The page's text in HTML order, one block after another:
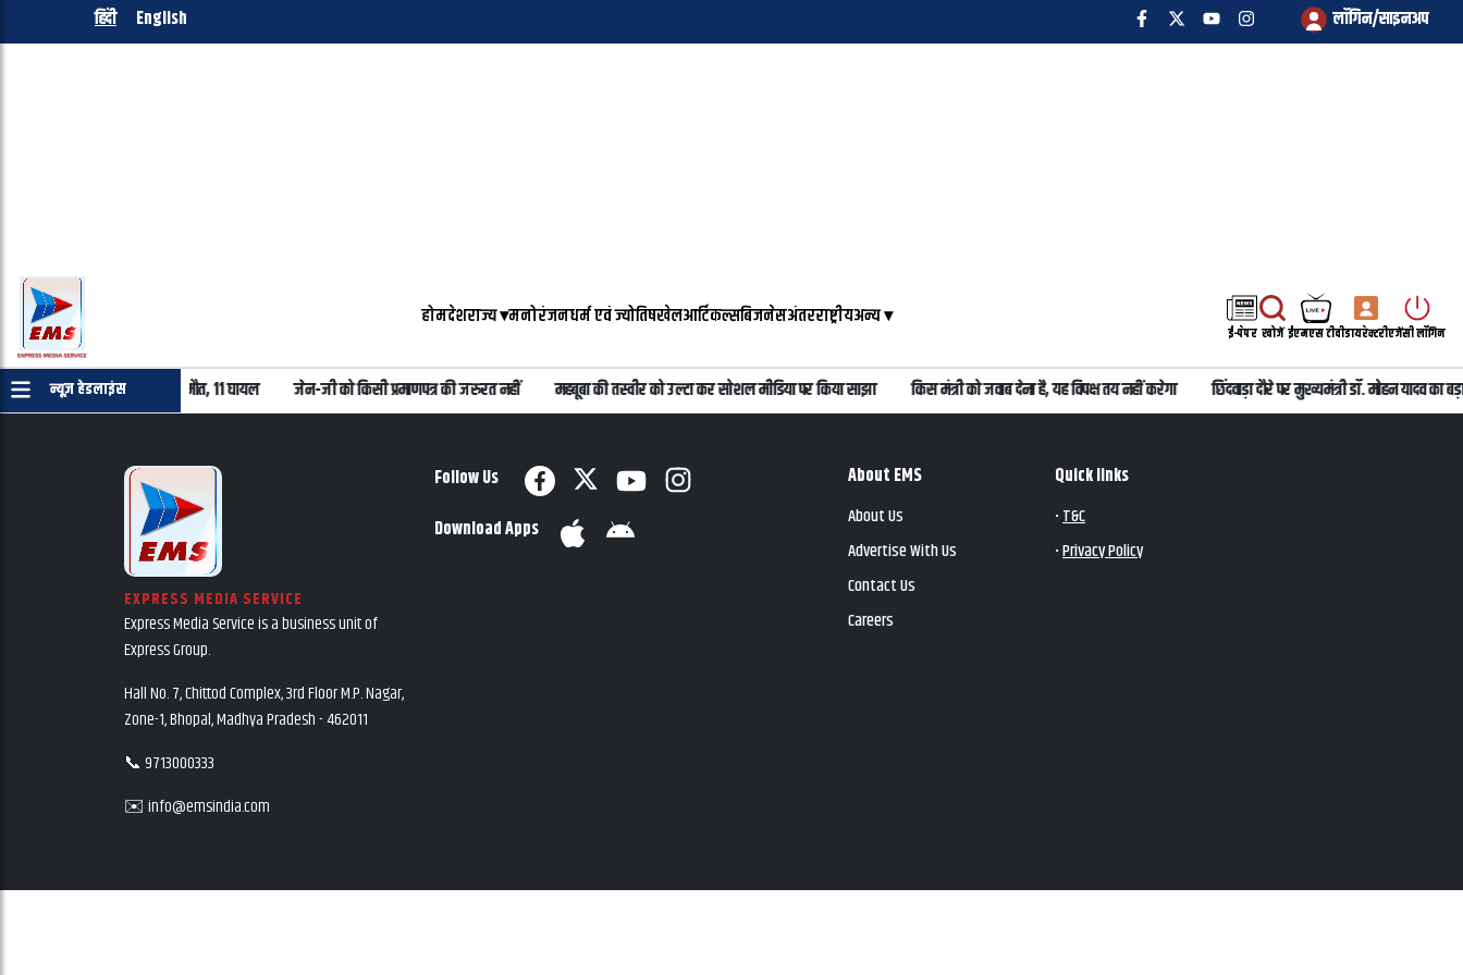
हिंदी English लॉगिन/साइनअप
होमदेशराज्य▾मनोरंजनधर्म एवं ज्योतिषखेलआर्टिकल्सबिजनेसअंतरराष्ट्रीयअन्य▾
ई-पेपर खोजें ईएमएस टीवीडायरेक्टरीएजेंसी लॉगिन
न्यूज़ हेडलाइंस
निजी बस खाई में गिरी, 7 की मौत, 11 घायल जेन-जी को किसी प्रमाणपत्र की जरुरत नहीं महबूबा की तस्वीर को उल्टा कर सोशल मीडिया पर किया साझा किस मंत्री को जवाब देना है, यह विपक्ष तय नहीं करेगा छिंदवाड़ा दौरे पर मुख्यमंत्री डॉ. मोहन यादव
EXPRESS MEDIA SERVICE
Express Media Service is a business unit of
Express Group.
Hall No. 7, Chittod Complex, 3rd Floor M.P. Nagar,
Zone-1, Bhopal, Madhya Pradesh - 462011
📞 9713000333
✉️ info@emsindia.com
Follow Us
Download Apps
About EMS
About Us
Advertise With Us
Contact Us
Careers
Quick links
•T&C
•Privacy Policy